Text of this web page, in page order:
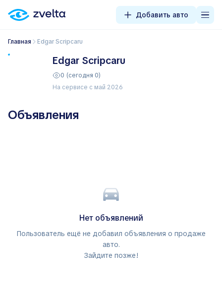
Добавить авто
Главная Edgar Scripcaru
Edgar Scripcaru
0 (сегодня 0)
На сервисе с май 2026
Объявления
Нет объявлений
Пользователь ещё не добавил объявления о продаже
авто.
Зайдите позже!